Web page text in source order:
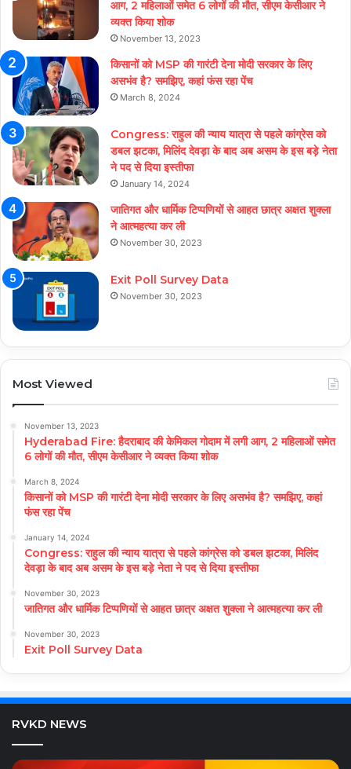
आग, 2 महिलाओं समेत 6 लोगों की मौत, सीएम केसीआर ने
व्यक्त किया शोक
November 13, 2023
किसानों को MSP की गारंटी देना मोदी सरकार के लिए
असभंव है? समझिए, कहां फंस रहा पेंच
March 8, 2024
Congress: राहुल की न्याय यात्रा से पहले कांग्रेस को
डबल झटका, मिलिंद देवड़ा के बाद अब असम के इस बड़े नेता
ने पद से दिया इस्तीफा
January 14, 2024
जातिगत और धार्मिक टिप्पणियों से आहत छात्र अक्षत शुक्ला
ने आत्महत्या कर ली
November 30, 2023
Exit Poll Survey Data
November 30, 2023
Most Viewed
November 13, 2023
Hyderabad Fire: हैदराबाद की केमिकल गोदाम में लगी आग, 2 महिलाओं समेत
6 लोगों की मौत, सीएम केसीआर ने व्यक्त किया शोक
March 8, 2024
किसानों को MSP की गारंटी देना मोदी सरकार के लिए असभंव है? समझिए, कहां
फंस रहा पेंच
January 14, 2024
Congress: राहुल की न्याय यात्रा से पहले कांग्रेस को डबल झटका, मिलिंद
देवड़ा के बाद अब असम के इस बड़े नेता ने पद से दिया इस्तीफा
November 30, 2023
जातिगत और धार्मिक टिप्पणियों से आहत छात्र अक्षत शुक्ला ने आत्महत्या कर ली
November 30, 2023
Exit Poll Survey Data
RVKD NEWS